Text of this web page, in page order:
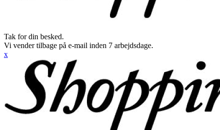
Tak for din besked.
Vi vender tilbage på e-mail inden 7 arbejdsdage.
x